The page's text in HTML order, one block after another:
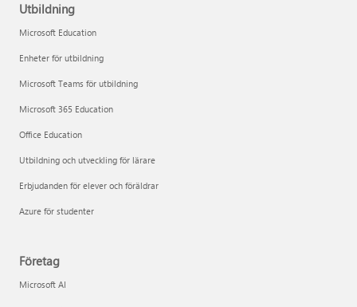
Utbildning
Microsoft Education
Enheter för utbildning
Microsoft Teams för utbildning
Microsoft 365 Education
Office Education
Utbildning och utveckling för lärare
Erbjudanden för elever och föräldrar
Azure för studenter
Företag
Microsoft AI